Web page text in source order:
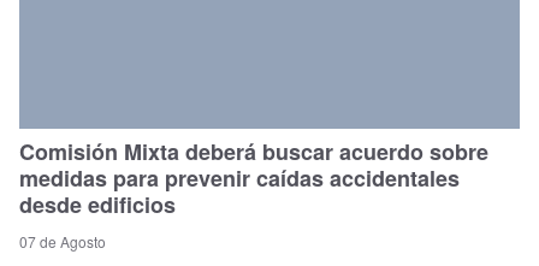
Comisión Mixta deberá buscar acuerdo sobre
medidas para prevenir caídas accidentales
desde edificios
07 de Agosto